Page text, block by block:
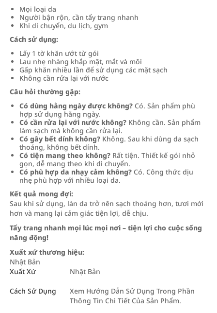
Mọi loại da
Người bận rộn, cần tẩy trang nhanh
Khi di chuyển, du lịch, gym
Cách sử dụng:
Lấy 1 tờ khăn ướt từ gói
Lau nhẹ nhàng khắp mặt, mắt và môi
Gấp khăn nhiều lần để sử dụng các mặt sạch
Không cần rửa lại với nước
Câu hỏi thường gặp:
Có dùng hằng ngày được không? Có. Sản phẩm phù
hợp sử dụng hằng ngày.
Có cần rửa lại với nước không? Không cần. Sản phẩm
làm sạch mà không cần rửa lại.
Có gây bết dính không? Không. Sau khi dùng da sạch
thoáng, không bết dính.
Có tiện mang theo không? Rất tiện. Thiết kế gói nhỏ
gọn, dễ mang theo khi di chuyển.
Có phù hợp da nhạy cảm không? Có. Công thức dịu
nhẹ phù hợp với nhiều loại da.
Kết quả mong đợi:
Sau khi sử dụng, làn da trở nên sạch thoáng hơn, tươi mới
hơn và mang lại cảm giác tiện lợi, dễ chịu.
Tẩy trang nhanh mọi lúc mọi nơi – tiện lợi cho cuộc sống
năng động!
Xuất xứ thương hiệu:
Nhật Bản
Xuất Xứ
Nhật Bản
Cách Sử Dụng
Xem Hướng Dẫn Sử Dụng Trong Phần
Thông Tin Chi Tiết Của Sản Phẩm.